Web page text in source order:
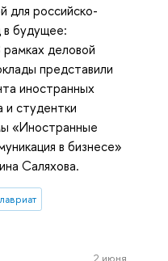
для российско-
в будущее:
деловой
представили
иностранных
и студентки
«Иностранные
в бизнесе»
Саляхова.
2 июня